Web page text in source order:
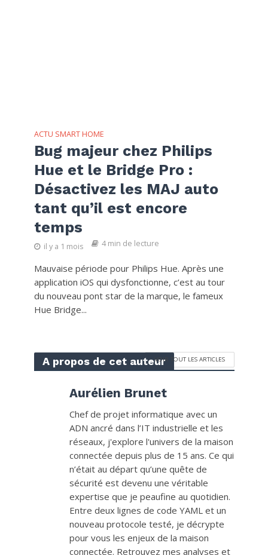
ACTU SMART HOME
Bug majeur chez Philips
Hue et le Bridge Pro :
Désactivez les MAJ auto
tant qu’il est encore
temps
il y a 1 mois 4 min de lecture
Mauvaise période pour Philips Hue. Après une
application iOS qui dysfonctionne, c’est au tour
du nouveau pont star de la marque, le fameux
Hue Bridge...
A propos de cet auteurVOIR TOUT LES ARTICLES
Aurélien Brunet
Chef de projet informatique avec un
ADN ancré dans l’IT industrielle et les
réseaux, j'explore l'univers de la maison
connectée depuis plus de 15 ans. Ce qui
n’était au départ qu’une quête de
sécurité est devenu une véritable
expertise que je peaufine au quotidien.
Entre deux lignes de code YAML et un
nouveau protocole testé, je décrypte
pour vous les enjeux de la maison
connectée. Retrouvez mes analyses et